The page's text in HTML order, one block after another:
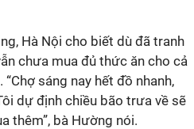
Hà Nội cho biết dù đã tranh
chưa mua đủ thức ăn cho cả
sáng nay hết đồ nhanh,
dự định chiều bão trưa về sẽ
thêm”, bà Hường nói.